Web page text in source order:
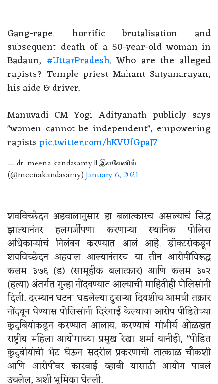
Gang-rape, horrific brutalisation and
subsequent death of a 50-year-old woman in
Badaun, #UttarPradesh. Who are the alleged
rapists? Temple priest Mahant Satyanarayan,
his aide & driver.
Manuvadi CM Yogi Adityanath publicly says
"women cannot be independent", empowering
rapistspic.twitter.com/hKVUfGpaJ7
— dr. meena kandasamy || இளவேனில்
(@meenakandasamy) January 6, 2021
शवविच्छेदन अहवालानुसार हा बलात्कारच असल्याचं सिद्ध
झाल्यानंतर हलगर्जीपणा करणाऱ्या स्थानिक पोलिस
अधिकाऱ्यांचं निलंबन करण्यात आलं आहे. डॉक्‍टरांकडून
शवविच्छेदन अहवाल आल्यानंतरच या तीन आरोपींविरूद्ध
कलम ३७६ (ड) (सामूहीक बलात्कार) आणि कलम ३०२
(हत्या) अंतर्गत गुन्हा नोंदवण्यात आल्याची माहितीही पोलिसांनी
दिली. दरम्यान घटना घडलेल्या दुसऱ्या दिवशीच आमची तक्रार
नोंदवून घेण्यास पोलिसांनी दिरंगाई केल्याचा आरोप पीडितेच्या
कुटुंबियांकडून करण्यात आलाय. करण्याचं गांभीर्य ओळखत
राष्ट्रीय महिला आयोगाच्या प्रमुख रेखा शर्मा यांनीही, "पीडित
कुटुंबीयांची भेट घेऊन सदरील प्रकरणाची तात्काळ चौकशी
आणि आरोपींवर कारवाई व्हावी यासाठी आयोग पावलं
उचलेल, अशी भूमिका घेतली.